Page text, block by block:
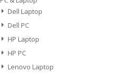
Dell Laptop
Dell PC
HP Laptop
HP PC
Lenovo Laptop